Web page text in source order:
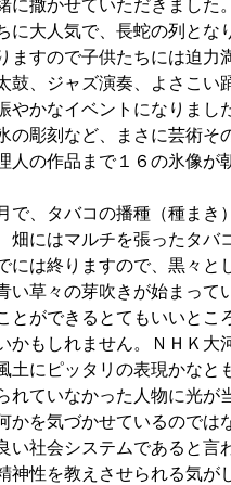
に撒かせていただきました
に大人気で、長蛇の列とな
ますので子供たちには迫力
鼓、ジャズ演奏、よさこい
かなイベントになりまし
の彫刻など、まさに芸術そ
の作品まで１６の氷像が
、タバコの播種（種まき
畑にはマルチを張ったタバ
には終りますので、黒々と
い草々の芽吹きが始まって
とができるとてもいいとこ
かもしれません。ＮＨＫ大
土にピッタリの表現かなと
れていなかった人物に光
かを気づかせているので
い社会システムであると
神性を教えさせられる気